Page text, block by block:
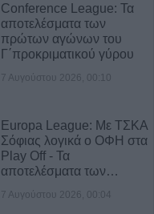
Conference League: Τα
αποτελέσματα των
πρώτων αγώνων του
Γ΄προκριματικού γύρου
7 Αυγούστου 2026, 00:10
Europa League: Με ΤΣΚΑ
Σόφιας λογικά ο ΟΦΗ στα
Play Off - Τα
αποτελέσματα των…
7 Αυγούστου 2026, 00:04